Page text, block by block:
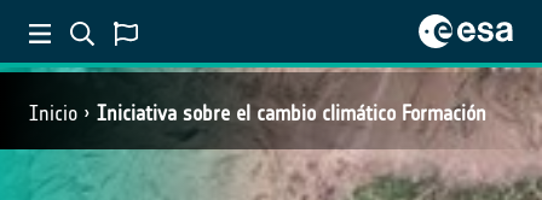
Inicio Iniciativa sobre el cambio climático Formación